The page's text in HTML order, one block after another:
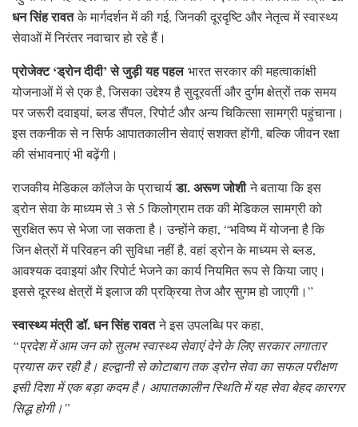
धन सिंह रावतके मार्गदर्शन में की गई, जिनकी दूरदृष्टि और नेतृत्व में स्वास्थ्य
सेवाओं में निरंतर नवाचार हो रहे हैं।
प्रोजेक्ट ‘ड्रोन दीदी’ से जुड़ी यह पहलभारत सरकार की महत्वाकांक्षी
योजनाओं में से एक है, जिसका उद्देश्य है सुदूरवर्ती और दुर्गम क्षेत्रों तक समय
पर जरूरी दवाइयां, ब्लड सैंपल, रिपोर्ट और अन्य चिकित्सा सामग्री पहुंचाना।
इस तकनीक से न सिर्फ आपातकालीन सेवाएं सशक्त होंगी, बल्कि जीवन रक्षा
की संभावनाएं भी बढ़ेंगी।
राजकीय मेडिकल कॉलेज के प्राचार्यडा. अरूण जोशीने बताया कि इस
ड्रोन सेवा के माध्यम से 3 से 5 किलोग्राम तक की मेडिकल सामग्री को
सुरक्षित रूप से भेजा जा सकता है। उन्होंने कहा, “भविष्य में योजना है कि
जिन क्षेत्रों में परिवहन की सुविधा नहीं है, वहां ड्रोन के माध्यम से ब्लड,
आवश्यक दवाइयां और रिपोर्ट भेजने का कार्य नियमित रूप से किया जाए।
इससे दूरस्थ क्षेत्रों में इलाज की प्रक्रिया तेज और सुगम हो जाएगी।”
स्वास्थ्य मंत्री डॉ. धन सिंह रावतने इस उपलब्धि पर कहा,
“प्रदेश में आम जन को सुलभ स्वास्थ्य सेवाएं देने के लिए सरकार लगातार
प्रयास कर रही है। हल्द्वानी से कोटाबाग तक ड्रोन सेवा का सफल परीक्षण
इसी दिशा में एक बड़ा कदम है। आपातकालीन स्थिति में यह सेवा बेहद कारगर
सिद्ध होगी।”